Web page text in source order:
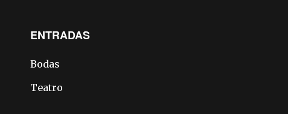
ENTRADAS
Bodas
Teatro